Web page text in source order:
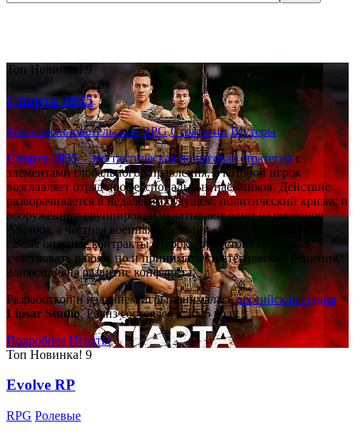
Топ Новинка! 9
Спарта 2035
Многопользовательские RPG Стратегии Шутеры
Спарта 2035– это тактическаяпошаговая стратегияс
элементами глобального управления, в которой игрок
возглавляет отряд профессиональных наёмников. Действие
разворачивается в недалёком будущем: политический кризис и
вооружённые группировки охватывают один из регионов
Африки, а частная военная компания «Спарта» берётся за
самые опасные контракты. Игроку предстоит не только
участвовать в боях, но и принимать стратегические решения,
влияющие на развитие конфликта.
Разработкой и изданием игры занималасьроссийская студия
Lipsar Studio. Релиз состоялся в 2025 году.
Подробнее Играть!
Топ Новинка! 9
Evolve RP
RPG Ролевые